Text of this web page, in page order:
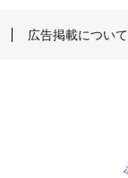
広告掲載について